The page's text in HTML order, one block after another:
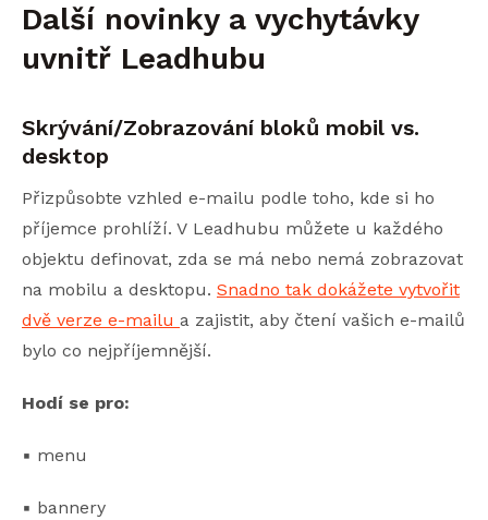
Další novinky a vychytávky
uvnitř Leadhubu
Skrývání/Zobrazování bloků mobil vs.
desktop
Přizpůsobte vzhled e-mailu podle toho, kde si ho
příjemce prohlíží. V Leadhubu můžete u každého
objektu definovat, zda se má nebo nemá zobrazovat
na mobilu a desktopu. Snadno tak dokážete vytvořit
dvě verze e-mailu a zajistit, aby čtení vašich e-mailů
bylo co nejpříjemnější.
Hodí se pro:
▪️ menu
▪️ bannery